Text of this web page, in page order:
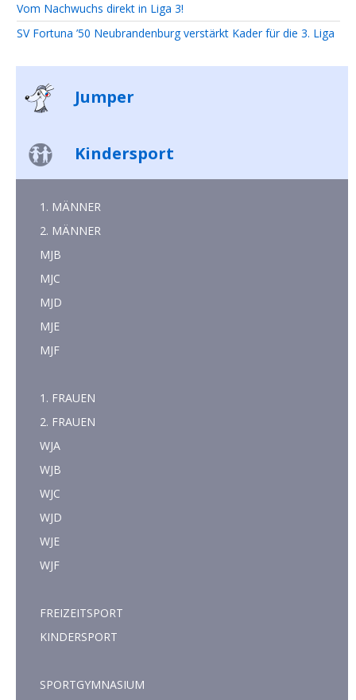
Vom Nachwuchs direkt in Liga 3!
SV Fortuna ’50 Neubrandenburg verstärkt Kader für die 3. Liga
Jumper
Kindersport
1. MÄNNER
2. MÄNNER
MJB
MJC
MJD
MJE
MJF
1. FRAUEN
2. FRAUEN
WJA
WJB
WJC
WJD
WJE
WJF
FREIZEITSPORT
KINDERSPORT
SPORTGYMNASIUM